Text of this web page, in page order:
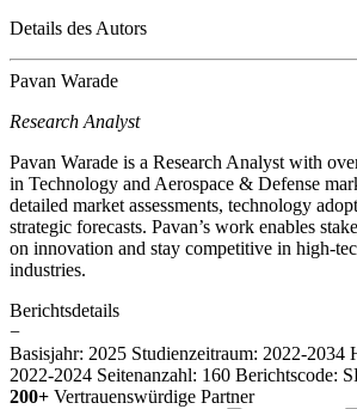
Details des Autors
Pavan Warade
Research Analyst
Pavan Warade is a Research Analyst with
in Technology and Aerospace & Defense
detailed market assessments, technology
strategic forecasts. Pavan’s work enables
on innovation and stay competitive in high-
industries.
Berichtsdetails
−
Basisjahr: 2025 Studienzeitraum: 2022-2034
2022-2024 Seitenanzahl: 160 Berichtscode:
200+ Vertrauenswürdige Partner